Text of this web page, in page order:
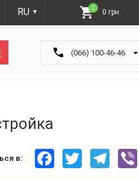
RU ▼
0 0 грн.
(066) 100-46-46
в:
FacebookTwitter Telegram